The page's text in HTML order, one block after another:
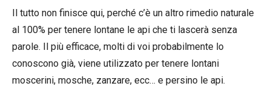
Il tutto non finisce qui, perché c’è un altro rimedio naturale
al 100% per tenere lontane le api che ti lascerà senza
parole. Il più efficace, molti di voi probabilmente lo
conoscono già, viene utilizzato per tenere lontani
moscerini, mosche, zanzare, ecc… e persino le api.